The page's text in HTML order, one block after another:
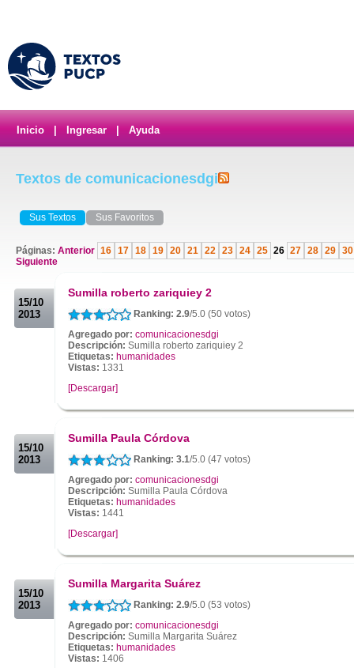
Inicio Ingresar Ayuda
Textos de comunicacionesdgi
Sus Textos Sus Favoritos
Páginas: Anterior 16 17 18 19 20 21 22 23 24 25 26 27 28 29 30
Siguiente
15/10
2013
Sumilla roberto zariquiey 2
Ranking: 2.9/5.0 (50 votos)
Agregado por: comunicacionesdgi
Descripción: Sumilla roberto zariquiey 2
Etiquetas: humanidades
Vistas: 1331
[Descargar]
15/10
2013
Sumilla Paula Córdova
Ranking: 3.1/5.0 (47 votos)
Agregado por: comunicacionesdgi
Descripción: Sumilla Paula Córdova
Etiquetas: humanidades
Vistas: 1441
[Descargar]
15/10
2013
Sumilla Margarita Suárez
Ranking: 2.9/5.0 (53 votos)
Agregado por: comunicacionesdgi
Descripción: Sumilla Margarita Suárez
Etiquetas: humanidades
Vistas: 1406